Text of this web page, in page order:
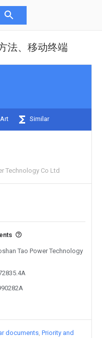
法、移动终端
Similar
Technology Co Ltd
Tao Power Technology
documents Priority and